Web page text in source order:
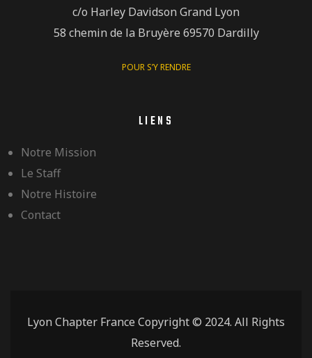
c/o Harley Davidson Grand Lyon
58 chemin de la Bruyère 69570 Dardilly
POUR S’Y RENDRE
LIENS
Notre Mission
Le Staff
Notre Histoire
Contact
Lyon Chapter France Copyright © 2024. All Rights
Reserved.